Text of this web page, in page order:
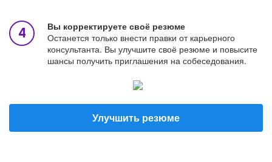
Вы корректируете своё резюме
Останется только внести правки от карьерного
консультанта. Вы улучшите своё резюме и повысите
шансы получить приглашения на собеседования.
Улучшить резюме